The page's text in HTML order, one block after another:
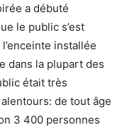
a débuté
le public s’est
installée
dans la plupart des
était très
de tout âge
3 400 personnes